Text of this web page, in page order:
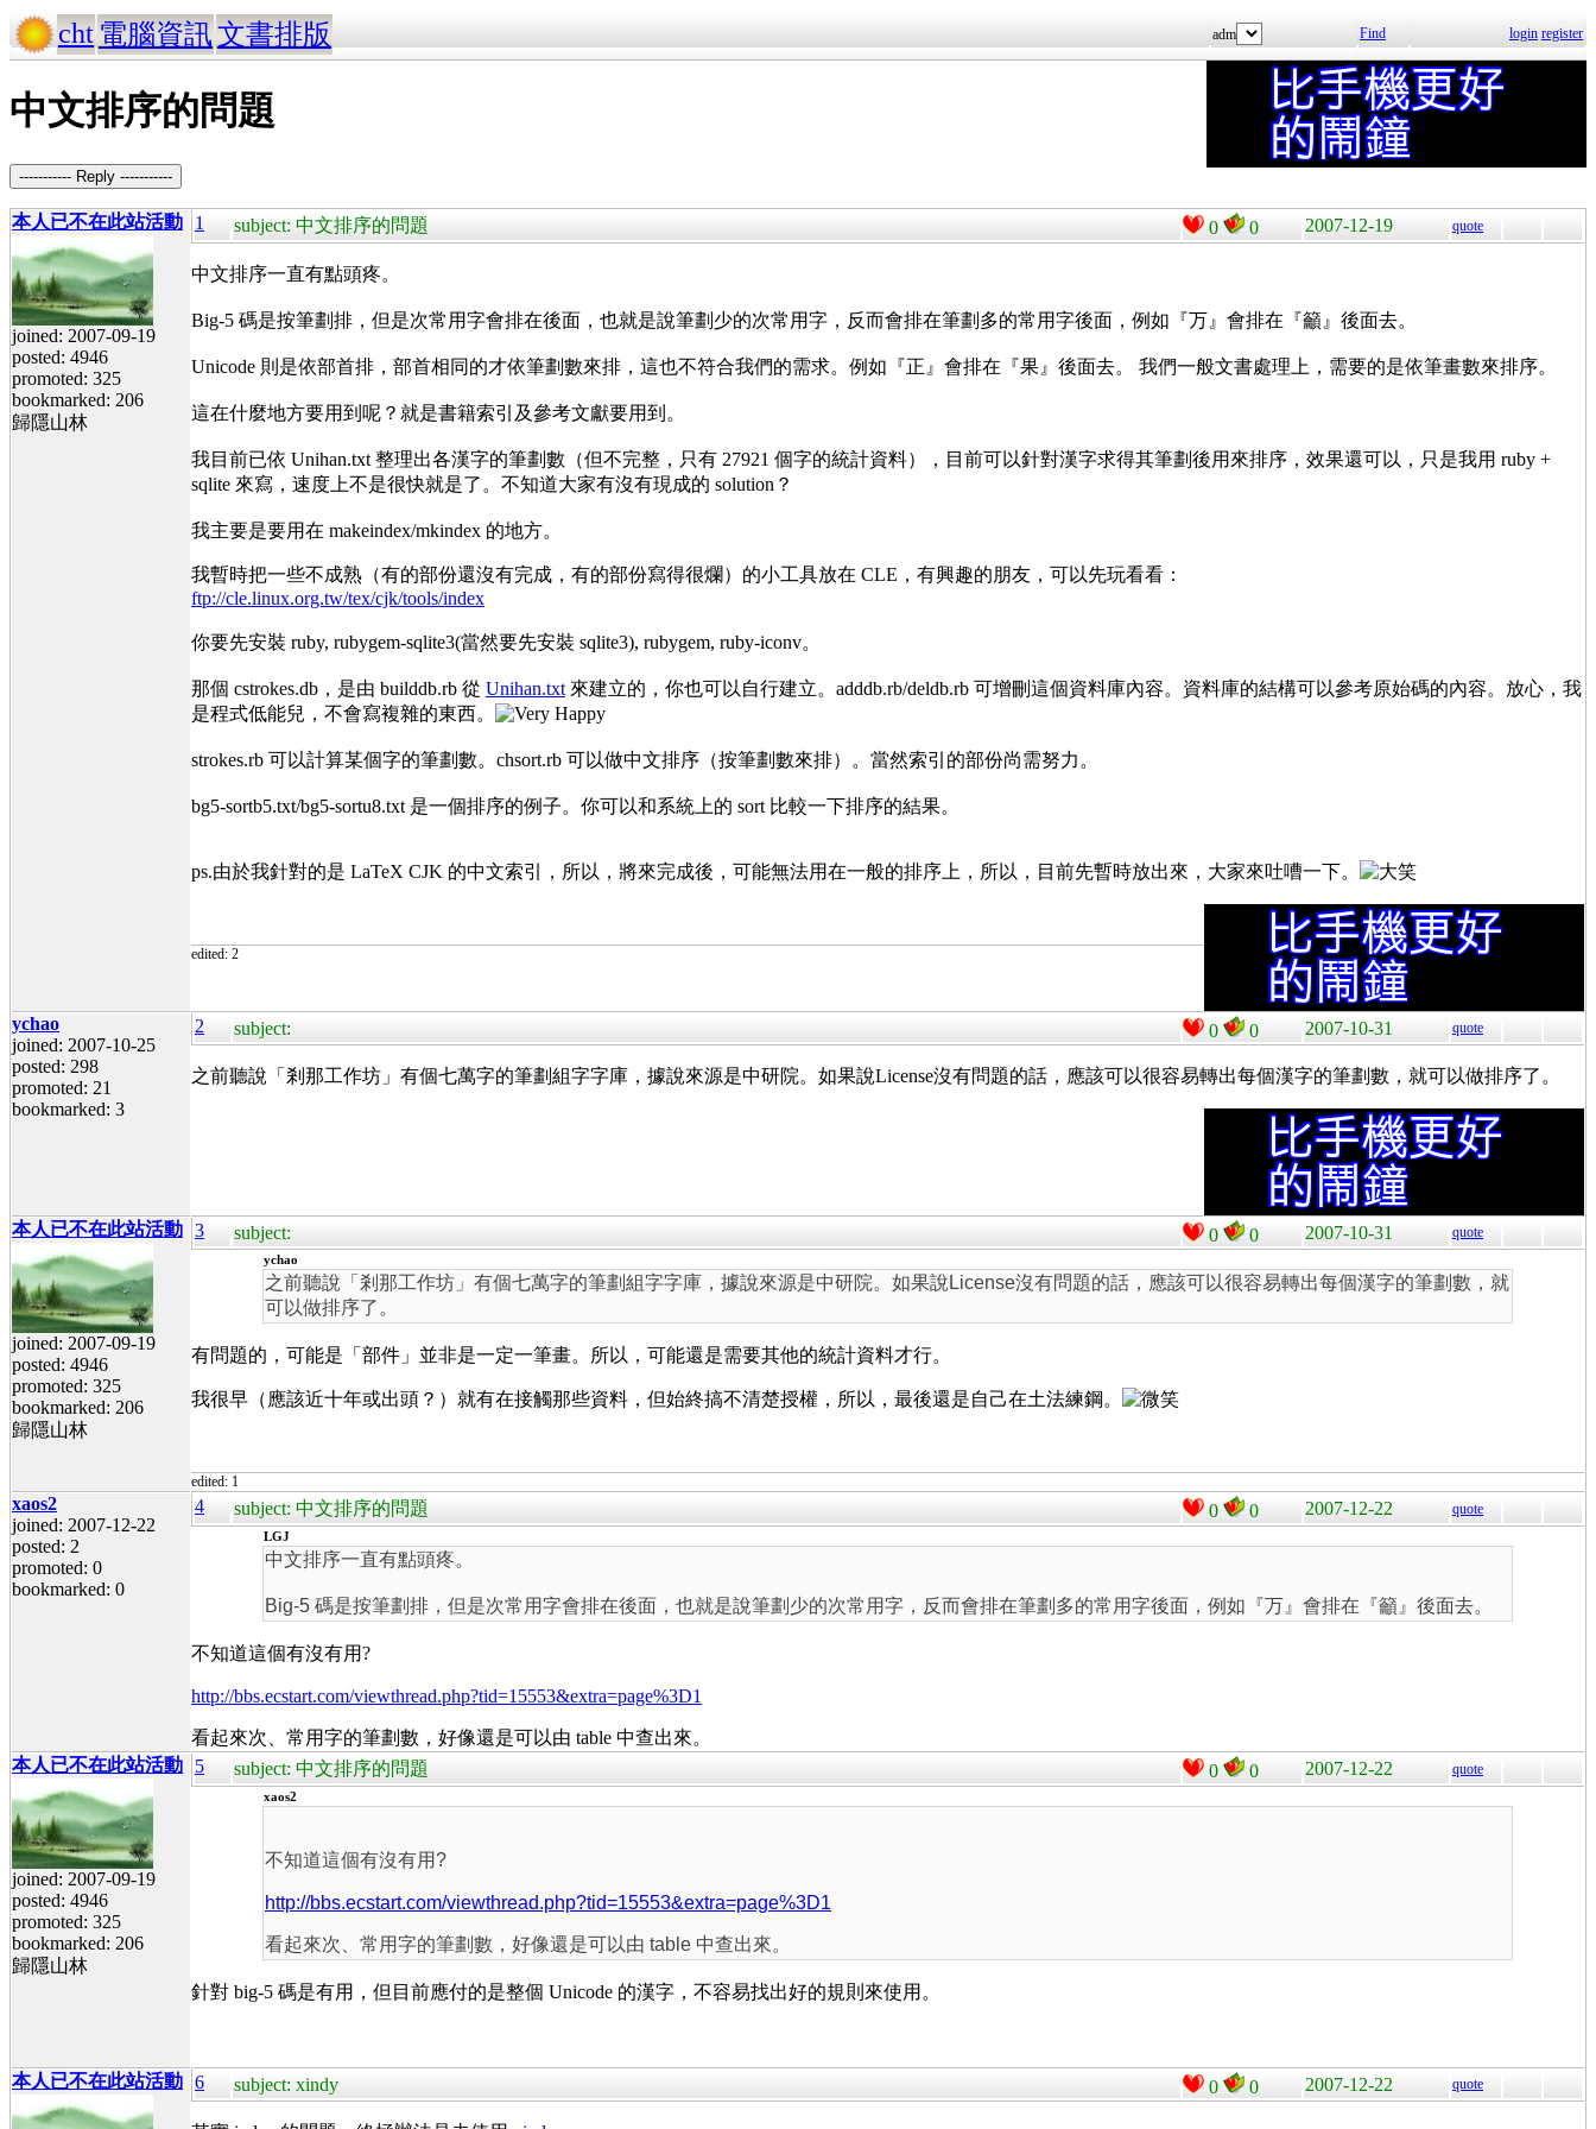
cht 電腦資訊文書排版 adm Find login register
中文排序的問題
----------- Reply -----------
本人已不在此站活動
joined: 2007-09-19
posted: 4946
promoted: 325
bookmarked: 206
歸隱山林
1 subject: 中文排序的問題 0 0 2007-12-19 quote
中文排序一直有點頭疼。
Big-5 碼是按筆劃排，但是次常用字會排在後面，也就是說筆劃少的次常用字，反而會排在筆劃多的常用字後面，例如『万』會排在『籲』後面去。
Unicode 則是依部首排，部首相同的才依筆劃數來排，這也不符合我們的需求。例如『正』會排在『果』後面去。 我們一般文書處理上，需要的是依筆畫數來排序。
這在什麼地方要用到呢？就是書籍索引及參考文獻要用到。
我目前已依 Unihan.txt 整理出各漢字的筆劃數（但不完整，只有 27921 個字的統計資料），目前可以針對漢字求得其筆劃後用來排序，效果還可以，只是我用 ruby +
sqlite 來寫，速度上不是很快就是了。不知道大家有沒有現成的 solution？
我主要是要用在 makeindex/mkindex 的地方。
我暫時把一些不成熟（有的部份還沒有完成，有的部份寫得很爛）的小工具放在 CLE，有興趣的朋友，可以先玩看看：
ftp://cle.linux.org.tw/tex/cjk/tools/index
你要先安裝 ruby, rubygem-sqlite3(當然要先安裝 sqlite3), rubygem, ruby-iconv。
那個 cstrokes.db，是由 builddb.rb 從 Unihan.txt 來建立的，你也可以自行建立。adddb.rb/deldb.rb 可增刪這個資料庫內容。資料庫的結構可以參考原始碼的內容。放心，我
是程式低能兒，不會寫複雜的東西。
strokes.rb 可以計算某個字的筆劃數。chsort.rb 可以做中文排序（按筆劃數來排）。當然索引的部份尚需努力。
bg5-sortb5.txt/bg5-sortu8.txt 是一個排序的例子。你可以和系統上的 sort 比較一下排序的結果。
ps.由於我針對的是 LaTeX CJK 的中文索引，所以，將來完成後，可能無法用在一般的排序上，所以，目前先暫時放出來，大家來吐嘈一下。
edited: 2
ychao
joined: 2007-10-25
posted: 298
promoted: 21
bookmarked: 3
2 subject: 0 0 2007-10-31 quote
之前聽說「剎那工作坊」有個七萬字的筆劃組字字庫，據說來源是中研院。如果說License沒有問題的話，應該可以很容易轉出每個漢字的筆劃數，就可以做排序了。
本人已不在此站活動
joined: 2007-09-19
posted: 4946
promoted: 325
bookmarked: 206
歸隱山林
3 subject: 0 0 2007-10-31 quote
ychao
之前聽說「剎那工作坊」有個七萬字的筆劃組字字庫，據說來源是中研院。如果說License沒有問題的話，應該可以很容易轉出每個漢字的筆劃數，就
可以做排序了。
有問題的，可能是「部件」並非是一定一筆畫。所以，可能還是需要其他的統計資料才行。
我很早（應該近十年或出頭？）就有在接觸那些資料，但始終搞不清楚授權，所以，最後還是自己在土法練鋼。
edited: 1
xaos2
joined: 2007-12-22
posted: 2
promoted: 0
bookmarked: 0
4 subject: 中文排序的問題 0 0 2007-12-22 quote
LGJ
中文排序一直有點頭疼。
Big-5 碼是按筆劃排，但是次常用字會排在後面，也就是說筆劃少的次常用字，反而會排在筆劃多的常用字後面，例如『万』會排在『籲』後面去。
不知道這個有沒有用?
http://bbs.ecstart.com/viewthread.php?tid=15553&extra=page%3D1
看起來次、常用字的筆劃數，好像還是可以由 table 中查出來。
本人已不在此站活動
joined: 2007-09-19
posted: 4946
promoted: 325
bookmarked: 206
歸隱山林
5 subject: 中文排序的問題 0 0 2007-12-22 quote
xaos2
不知道這個有沒有用?
http://bbs.ecstart.com/viewthread.php?tid=15553&extra=page%3D1
看起來次、常用字的筆劃數，好像還是可以由 table 中查出來。
針對 big-5 碼是有用，但目前應付的是整個 Unicode 的漢字，不容易找出好的規則來使用。
本人已不在此站活動 6 subject: xindy 0 0 2007-12-22 quote